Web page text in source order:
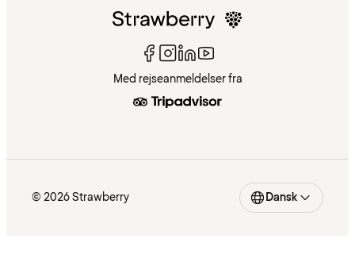
Med rejseanmeldelser fra
© 2026 Strawberry Dansk